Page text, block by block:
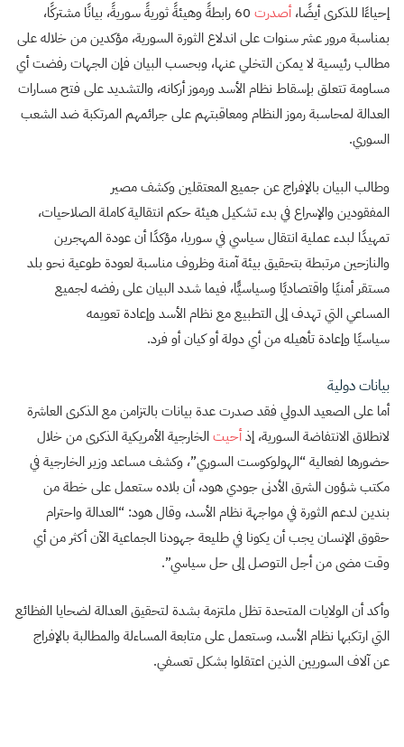
إحياءًا للذكرى أيضًا،أصدرت
60 رابطةً وهيئةً ثوريةً سوريةً، بيانًا مشتركًا،
بمناسبة مرور عشر سنوات على اندلاع الثورة السورية، مؤكدين من خلاله على
مطالب رئيسية لا يمكن التخلي عنها، وبحسب البيان فإن الجهات رفضت أي
مساومة تتعلق بإسقاط نظام الأسد ورموز أركانه، والتشديد على فتح مسارات
العدالة لمحاسبة رموز النظام ومعاقبتهم على جرائمهم المرتكبة ضد الشعب
السوري.
وطالب البيان بالإفراج عن جميع المعتقلين وكشف مصير
المفقودين والإسراع في بدء تشكيل هيئة حكم انتقالية كاملة الصلاحيات،
تمهيدًا لبدء عملية انتقال سياسي في سوريا، مؤكدًا أن عودة المهجرين
والنازحين مرتبطة بتحقيق بيئة آمنة وظروف مناسبة لعودة طوعية نحو بلد
مستقر أمنيًا واقتصاديًا وسياسيًّا، فيما شدد البيان على رفضه لجميع
المساعي التي تهدف إلى التطبيع مع نظام الأسد وإعادة تعويمه
سياسيًا وإعادة تأهيله من أي دولة أو كيان أو فرد.
بيانات دولية
أما على الصعيد الدولي فقد صدرت عدة بيانات بالتزامن مع الذكرى العاشرة
لانطلاق الانتفاضة السورية، إذأحيتالخارجية الأمريكية الذكرى من خلال
حضورها لفعالية “الهولوكوست السوري”، وكشف مساعد وزير الخارجية في
مكتب شؤون الشرق الأدنى جودي هود، أن بلاده ستعمل على خطة من
بندين لدعم الثورة في مواجهة نظام الأسد، وقال هود: “العدالة واحترام
حقوق الإنسان يجب أن يكونا في طليعة جهودنا الجماعية الآن أكثر من أي
وقت مضى من أجل التوصل إلى حل سياسي”.
وأكد أن الولايات المتحدة تظل ملتزمة بشدة لتحقيق العدالة لضحايا الفظائع
التي ارتكبها نظام الأسد، وستعمل على متابعة المساءلة والمطالبة بالإفراج
عن آلاف السوريين الذين اعتقلوا بشكل تعسفي.